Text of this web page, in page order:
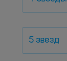
5 звезд